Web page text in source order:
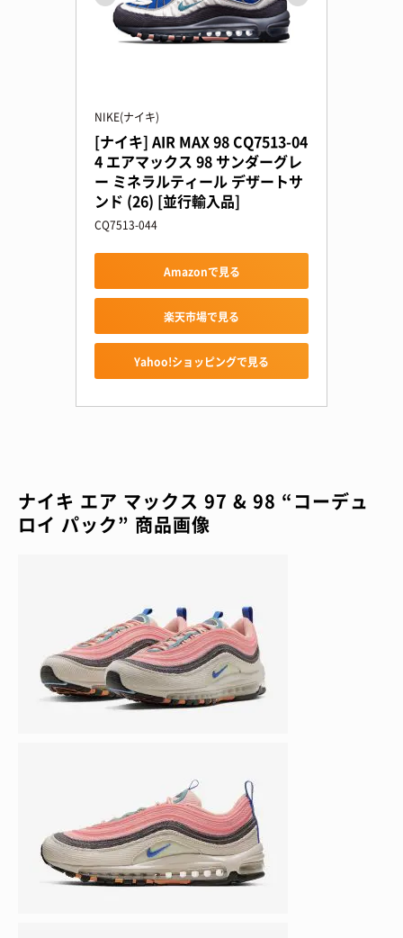
NIKE(ナイキ)
[ナイキ] AIR MAX 98 CQ7513-04
4 エアマックス 98 サンダーグレ
ー ミネラルティール デザートサ
ンド (26) [並行輸入品]
CQ7513-044
Amazonで見る
楽天市場で見る
Yahoo!ショッピングで見る
ナイキ エア マックス 97 & 98 “コーデュ
ロイ パック” 商品画像